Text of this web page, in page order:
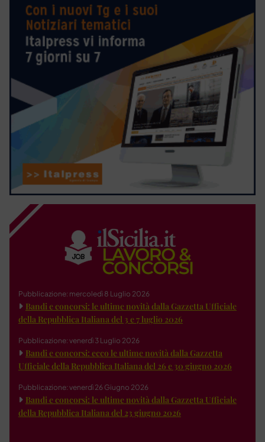
Pubblicazione: mercoledì 8 Luglio 2026
Bandi e concorsi: le ultime novità dalla Gazzetta Ufficiale
della Repubblica Italiana del 3 e 7 luglio 2026
Pubblicazione: venerdì 3 Luglio 2026
Bandi e concorsi: ecco le ultime novità dalla Gazzetta
Ufficiale della Repubblica Italiana del 26 e 30 giugno 2026
Pubblicazione: venerdì 26 Giugno 2026
Bandi e concorsi: le ultime novità dalla Gazzetta Ufficiale
della Repubblica Italiana del 23 giugno 2026